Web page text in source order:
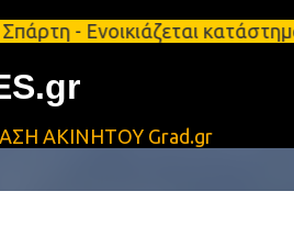
κατάστημα
ΑΚΙΝΗΤΟΥ Grad.gr